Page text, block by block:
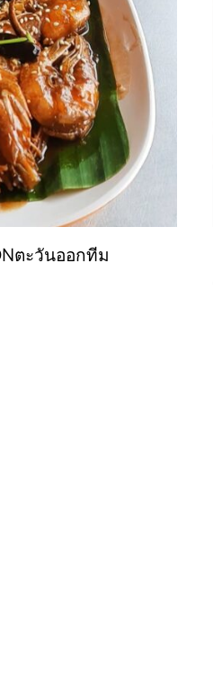
ตะวันออกทีม